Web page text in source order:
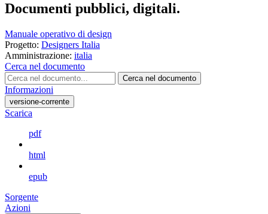
Documenti pubblici, digitali.
Manuale operativo di design
Progetto: Designers Italia
Amministrazione: italia
Cerca nel documento
Cerca nel documento
Informazioni
versione-corrente
Scarica
pdf
html
epub
Sorgente
Azioni